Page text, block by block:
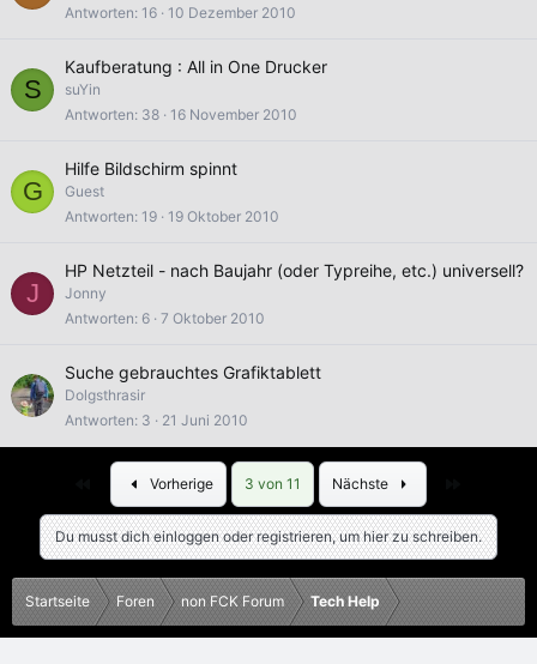
Antworten 16 10 Dezember 2010
S
Kaufberatung : All in One Drucker
suYin
Antworten 38 16 November 2010
G
Hilfe Bildschirm spinnt
Guest
Antworten 19 19 Oktober 2010
J
HP Netzteil - nach Baujahr (oder Typreihe, etc.) universell?
Jonny
Antworten 6 7 Oktober 2010
Suche gebrauchtes Grafiktablett
Dolgsthrasir
Antworten 3 21 Juni 2010
Vorherige 3 von 11 Nächste
Du musst dich einloggen oder registrieren, um hier zu schreiben.
Startseite Foren non FCK Forum Tech Help